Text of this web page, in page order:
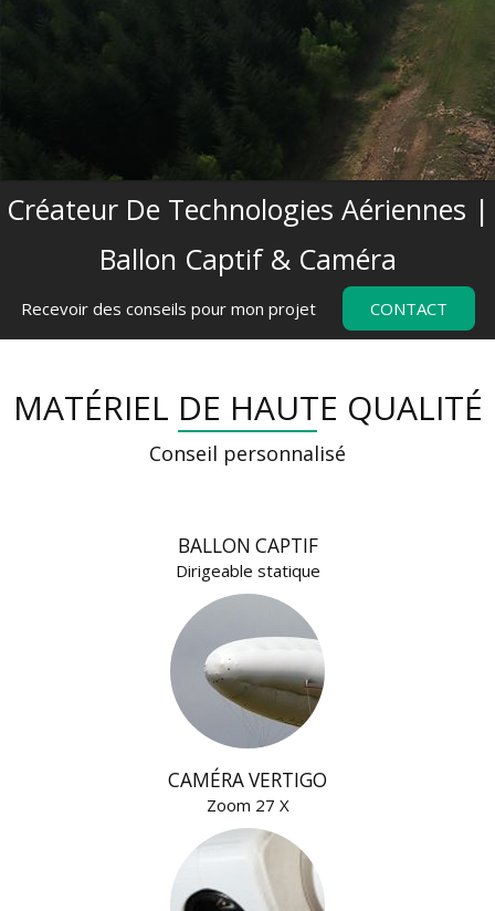
Créateur De Technologies Aériennes |
Ballon Captif & Caméra
Recevoir des conseils pour mon projet CONTACT
MATÉRIEL DE HAUTE QUALITÉ
Conseil personnalisé
BALLON CAPTIF
Dirigeable statique
CAMÉRA VERTIGO
Zoom 27 X